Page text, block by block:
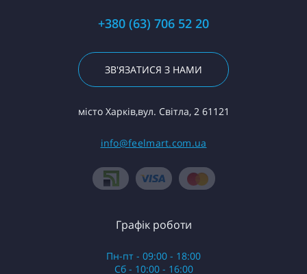
+380 (63) 706 52 20
ЗВ'ЯЗАТИСЯ З НАМИ
місто Харків,вул. Світла, 2 61121
info@feelmart.com.ua
Графік роботи
Пн-пт - 09:00 - 18:00
Сб - 10:00 - 16:00